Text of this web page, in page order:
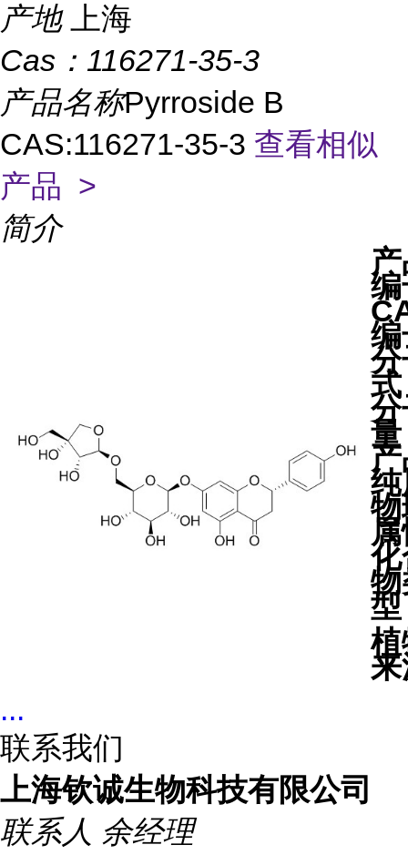
产地
上海
Cas： 116271-35-3
产品名称Pyrroside B
CAS:116271-35-3 查看相似
产品 >
简介
量
型
...
联系我们
上海钦诚生物科技有限公司
联系人 余经理